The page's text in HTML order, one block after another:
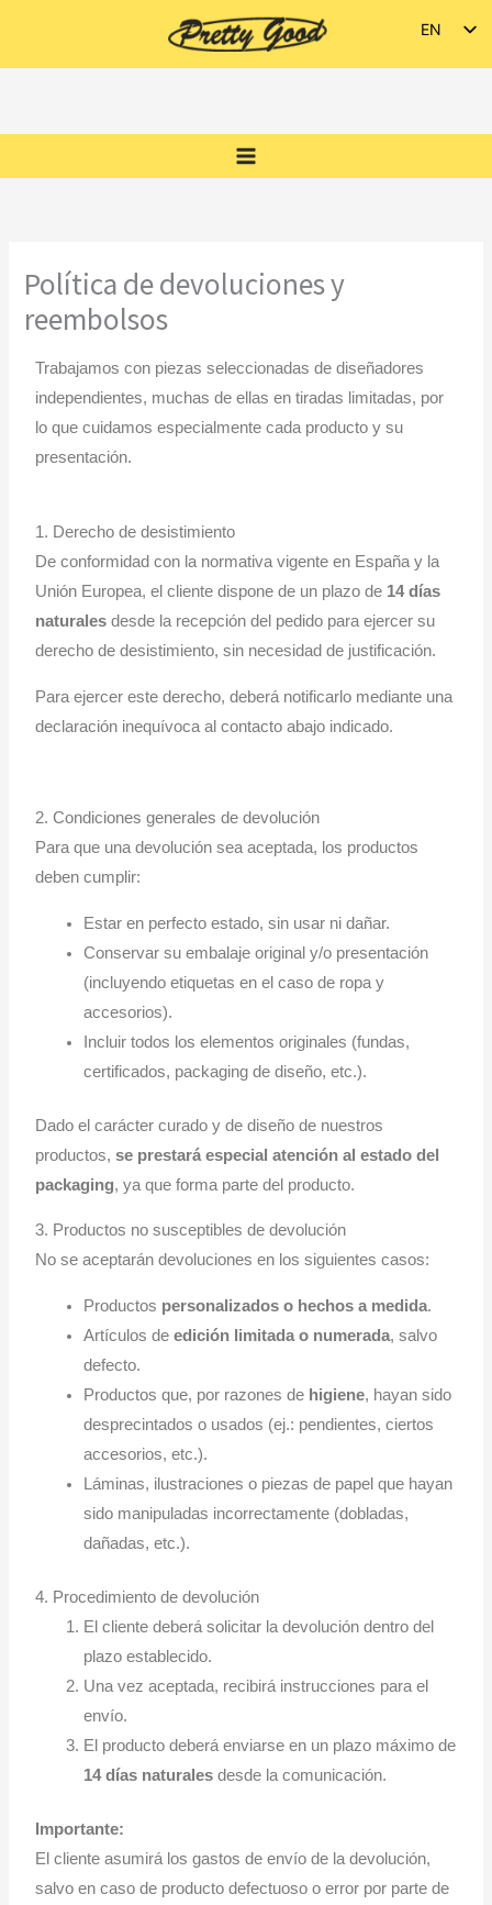
content
EN
ES
Política de devoluciones y
reembolsos
Trabajamos con piezas seleccionadas de diseñadores
independientes, muchas de ellas en tiradas limitadas, por
lo que cuidamos especialmente cada producto y su
presentación.
1. Derecho de desistimiento
De conformidad con la normativa vigente en España y la
Unión Europea, el cliente dispone de un plazo de 14 días
naturales desde la recepción del pedido para ejercer su
derecho de desistimiento, sin necesidad de justificación.
Para ejercer este derecho, deberá notificarlo mediante una
declaración inequívoca al contacto abajo indicado.
2. Condiciones generales de devolución
Para que una devolución sea aceptada, los productos
deben cumplir:
Estar en perfecto estado, sin usar ni dañar.
Conservar su embalaje original y/o presentación
(incluyendo etiquetas en el caso de ropa y
accesorios).
Incluir todos los elementos originales (fundas,
certificados, packaging de diseño, etc.).
Dado el carácter curado y de diseño de nuestros
productos,se prestará especial atención al estado del
packaging, ya que forma parte del producto.
3. Productos no susceptibles de devolución
No se aceptarán devoluciones en los siguientes casos:
Productos personalizados o hechos a medida.
Artículos deedición limitada o numerada, salvo
defecto.
Productos que, por razones de higiene, hayan sido
desprecintados o usados (ej.: pendientes, ciertos
accesorios, etc.).
Láminas, ilustraciones o piezas de papel que hayan
sido manipuladas incorrectamente (dobladas,
dañadas, etc.).
4. Procedimiento de devolución
El cliente deberá solicitar la devolución dentro del
plazo establecido.
Una vez aceptada, recibirá instrucciones para el
envío.
El producto deberá enviarse en un plazo máximo de
14 días naturales desde la comunicación.
Importante:
El cliente asumirá los gastos de envío de la devolución,
salvo en caso de producto defectuoso o error por parte de